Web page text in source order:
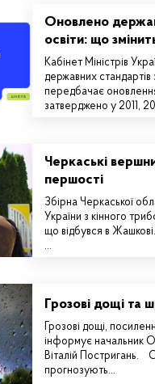
Оновлено
освіти: що
Кабінет Міністрів
державних стандартів
передбачає
затверджено у 2011,
Черкаські
першості
Збірна Черкаської
України з кінного
що відбувся в
…
Грозові дощі та
Грозові дощі,
інформує начальник
Віталій Постригань.
прогнозують…